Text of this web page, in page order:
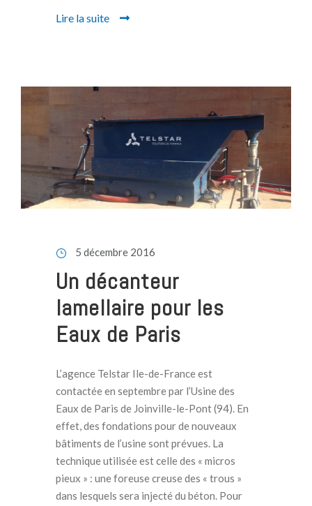
Lire la suite
5 décembre 2016
Un décanteur
lamellaire pour les
Eaux de Paris
L’agence Telstar Ile-de-France est
contactée en septembre par l’Usine des
Eaux de Paris de Joinville-le-Pont (94). En
effet, des fondations pour de nouveaux
bâtiments de l’usine sont prévues. La
technique utilisée est celle des « micros
pieux » : une foreuse creuse des « trous »
dans lesquels sera injecté du béton. Pour